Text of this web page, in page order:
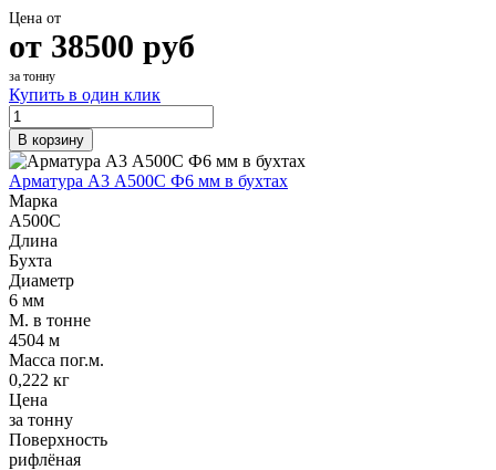
Цена от
от 38500 руб
за тонну
Купить в один клик
В корзину
Арматура А3 А500С Ф6 мм в бухтах
Марка
А500С
Длина
Бухта
Диаметр
6 мм
М. в тонне
4504 м
Масса пог.м.
0,222 кг
Цена
за тонну
Поверхность
рифлёная